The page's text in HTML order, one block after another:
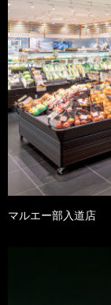
マルエー部入道店